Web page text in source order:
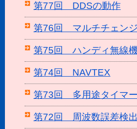
第77回 DDSの動作
第76回 マルチチェン
第75回 ハンディ無線
第74回 NAVTEX
第73回 多用途タイマー
第72回 周波数誤差検出